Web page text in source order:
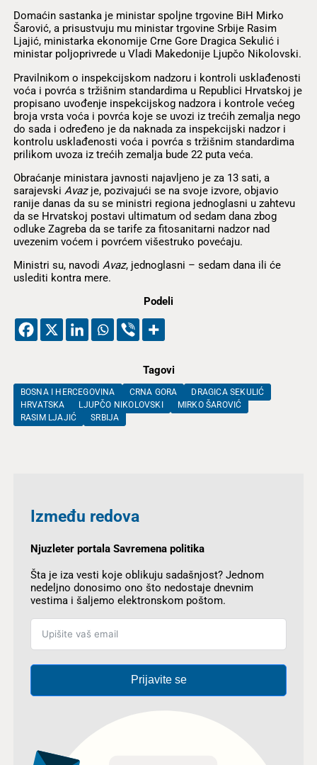
Domaćin sastanka je ministar spoljne trgovine BiH Mirko
Šarović, a prisustvuju mu ministar trgovine Srbije Rasim
Ljajić, ministarka ekonomije Crne Gore Dragica Sekulić i
ministar poljoprivrede u Vladi Makedonije Ljupčo Nikolovski.
Pravilnikom o inspekcijskom nadzoru i kontroli usklađenosti
voća i povrća s tržišnim standardima u Republici Hrvatskoj je
propisano uvođenje inspekcijskog nadzora i kontrole većeg
broja vrsta voća i povrća koje se uvozi iz trećih zemalja nego
do sada i određeno je da naknada za inspekcijski nadzor i
kontrolu usklađenosti voća i povrća s tržišnim standardima
prilikom uvoza iz trećih zemalja bude 22 puta veća.
Obraćanje ministara javnosti najavljeno je za 13 sati, a
sarajevski Avazje, pozivajući se na svoje izvore, objavio
ranije danas da su se ministri regiona jednoglasni u zahtevu
da se Hrvatskoj postavi ultimatum od sedam dana zbog
odluke Zagreba da se tarife za fitosanitarni nadzor nad
uvezenim voćem i povrćem višestruko povećaju.
Ministri su, navodi Avaz, jednoglasni – sedam dana ili će
uslediti kontra mere.
Podeli
Tagovi
BOSNA I HERCEGOVINA CRNA GORA
DRAGICA SEKULIĆ
HRVATSKA
LJUPČO NIKOLOVSKI
MIRKO ŠAROVIĆ
RASIM LJAJIĆ
SRBIJA
Između redova
Njuzleter portala Savremena politika
Šta je iza vesti koje oblikuju sadašnjost? Jednom
nedeljno donosimo ono što nedostaje dnevnim
vestima i šaljemo elektronskom poštom.
Prijavite se